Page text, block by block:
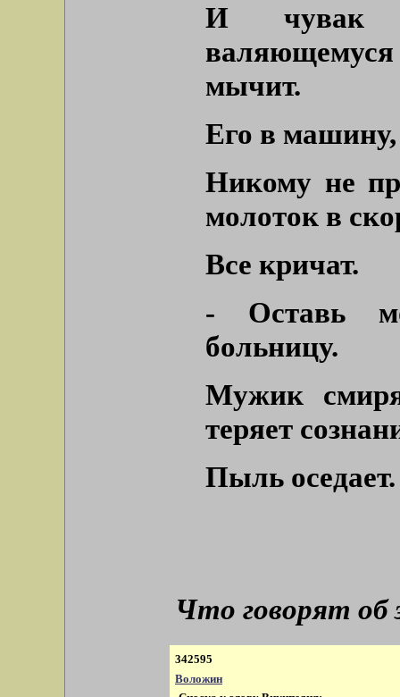
И чувак
мычит.
Его в
Никому не
молоток в
Все кричат.
- Оставь
больницу.
Мужик
теряет
Пыль оседает.
Что говорят
342595
Воложин